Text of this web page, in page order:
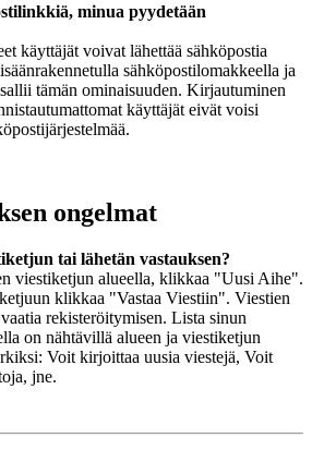
minua pyydetään
käyttäjät voivat lähettää sähköpostia
sähköpostilomakkeella ja
tämän ominaisuuden. Kirjautuminen
käyttäjät eivät voisi
ongelmat
tai lähetän vastauksen?
viestiketjun alueella, klikkaa "Uusi Aihe".
klikkaa "Vastaa Viestiin". Viestien
rekisteröitymisen. Lista sinun
on nähtävillä alueen ja viestiketjun
Voit kirjoittaa uusia viestejä, Voit
jne.